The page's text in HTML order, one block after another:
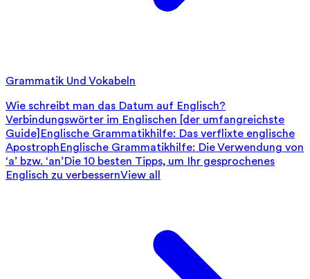
Grammatik Und Vokabeln
Wie schreibt man das Datum auf Englisch?
Verbindungswörter im Englischen [der umfangreichste
Guide] Englische Grammatikhilfe: Das verflixte englische
ApostrophEnglische Grammatikhilfe: Die Verwendung von
‘a’ bzw. ‘an’Die 10 besten Tipps, um Ihr gesprochenes
Englisch zu verbessernView all